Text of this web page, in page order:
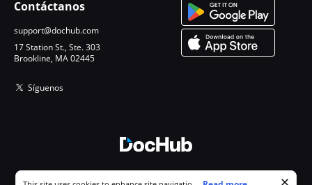
Contáctanos
support@dochub.com
17 Station St., Ste. 303
Brookline, MA 02445
Síguenos